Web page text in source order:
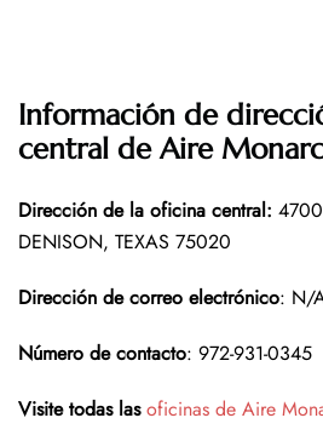
Información de
central de Aire
Dirección de la oficina central: 4700
DENISON, TEXAS 75020
Dirección de correo electrónico: N/
Número de contacto: 972-931-0345
Visite todas las oficinas de Aire